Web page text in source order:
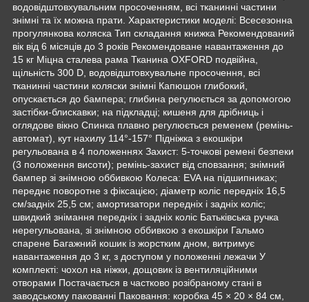
водовідштовхувальним просоченням, всі тканинні частини
знімні та їх можна прати. Характеристики моделі: Всесезонна
прогулянкова коляска Тип складання книжка Рекомендований
вік від 6 місяців до 3 років Рекомендоване навантаження до
15 кг Міцна сталева рама Тканина OXFORD подвійна,
щільність 300 D, водовідштовхувальне просочення, всі
тканинні частини коляски знімні Капюшон глибокий,
опускається до бампера; глибина регулюється за допомогою
застібки-блискавки; на підкладці; кишеня для дрібниць і
оглядове вікно Спинка плавно регулюється ременем (ремінь-
автомат), кут нахилу 114°-157° Підніжка з екошкіри
регульована в 4 положеннях Захист: 5-точкові ремені безпеки
(3 положення висоти); ремінь-захист від сповзання; знімний
бампер зі знімною оббивкою Колеса: EVA на підшипниках;
переднє поворотне з фіксацією; діаметр коліс передніх 16,5
см/задніх 25,5 см; амортизатори передніх і задніх коліс;
швидкий знімання передніх і задніх коліс Батьківська ручка
нерегульована, зі знімною оббивкою з екошкіри Гальмо
спарене Багажний кошик із жорстким дном, витримує
навантаження до 3 кг, з доступом у положенні лежачи У
комплекті: чохол на ніжки, дощовик із вентиляційними
отворами Постачається в частково розібраному стані в
заводському пакованні Паковання: коробка 45 × 20 × 84 см,